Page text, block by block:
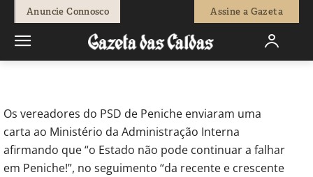
Anuncie Connosco Assine a Gazeta
Isaque Vicente - 3453 0
Os vereadores do PSD de Peniche enviaram uma
carta ao Ministério da Administração Interna
afirmando que “o Estado não pode continuar a falhar
em Peniche!”, no seguimento “da recente e crescente